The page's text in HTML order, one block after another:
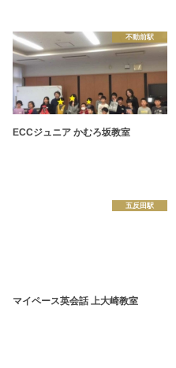
不動前駅
ECCジュニア かむろ坂教室
五反田駅
マイペース英会話 上大崎教室